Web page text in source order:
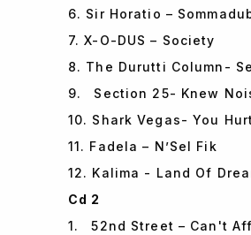
6. Sir Horatio –
7. X-O-DUS – Society
8. The Durutti Column-
9. Section 25- Knew
10. Shark Vegas- You
11. Fadela – N’Sel Fik
12. Kalima - Land Of
Cd 2
1. 52nd Street – Can't